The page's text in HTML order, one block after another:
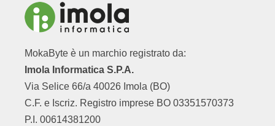
MokaByte è un marchio registrato da:
Imola Informatica S.P.A.
Via Selice 66/a 40026 Imola (BO)
C.F. e Iscriz. Registro imprese BO 03351570373
P.I. 00614381200